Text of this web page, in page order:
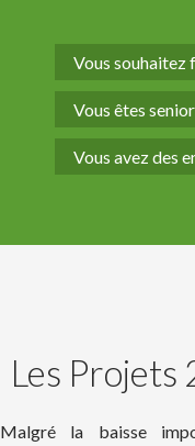
Vous souhaitez
Vous êtes
Vous avez des
Les
Malgré la baisse